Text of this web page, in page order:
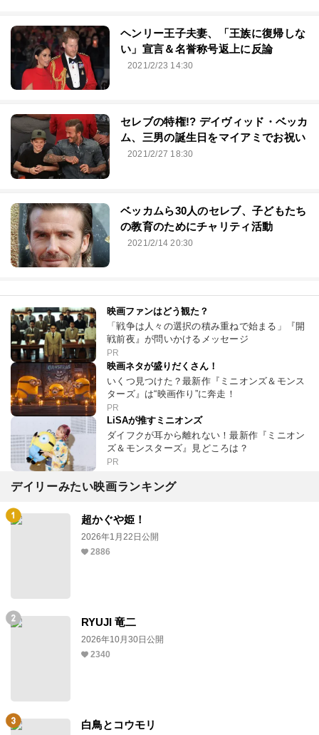
ヘンリー王子夫妻、「王族に復帰しな
い」宣言＆名誉称号返上に反論
2021/2/23 14:30
セレブの特権!? デイヴィッド・ベッカ
ム、三男の誕生日をマイアミでお祝い
2021/2/27 18:30
ベッカムら30人のセレブ、子どもたち
の教育のためにチャリティ活動
2021/2/14 20:30
映画ファンはどう観た？
「戦争は人々の選択の積み重ねで始まる」『開
戦前夜』が問いかけるメッセージ
PR
映画ネタが盛りだくさん！
いくつ見つけた？最新作『ミニオンズ＆モンス
ターズ』は“映画作り”に奔走！
PR
LiSAが推すミニオンズ
ダイフクが耳から離れない！最新作『ミニオン
ズ＆モンスターズ』見どころは？
PR
デイリーみたい映画ランキング
超かぐや姫！
2026年1月22日公開
2886
RYUJI 竜二
2026年10月30日公開
2340
白鳥とコウモリ